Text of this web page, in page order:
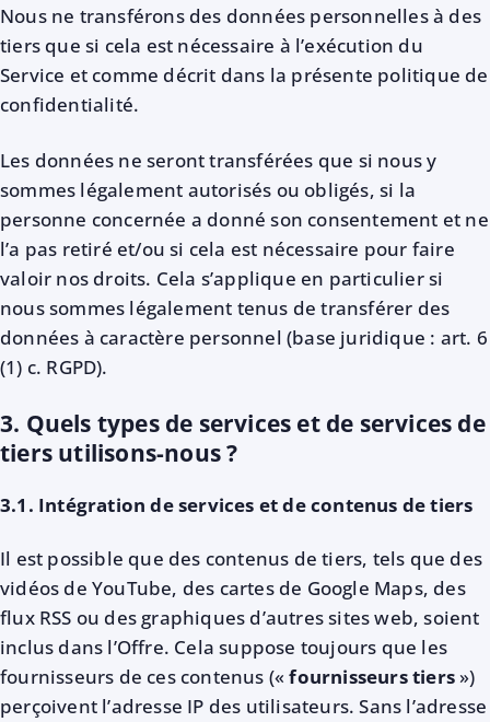
Nous ne transférons des données personnelles à des
tiers que si cela est nécessaire à l’exécution du
Service et comme décrit dans la présente politique de
confidentialité.
Les données ne seront transférées que si nous y
sommes légalement autorisés ou obligés, si la
personne concernée a donné son consentement et ne
l’a pas retiré et/ou si cela est nécessaire pour faire
valoir nos droits. Cela s’applique en particulier si
nous sommes légalement tenus de transférer des
données à caractère personnel (base juridique : art. 6
(1) c. RGPD).
3. Quels types de services et de services de
tiers utilisons-nous ?
3.1. Intégration de services et de contenus de tiers
Il est possible que des contenus de tiers, tels que des
vidéos de YouTube, des cartes de Google Maps, des
flux RSS ou des graphiques d’autres sites web, soient
inclus dans l’Offre. Cela suppose toujours que les
fournisseurs de ces contenus («fournisseurs tiers »)
perçoivent l’adresse IP des utilisateurs. Sans l’adresse